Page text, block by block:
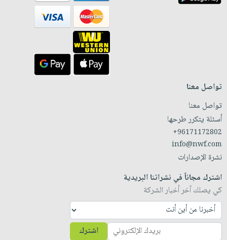
تواصل معنا
تواصل معنا
أسئلة يتكرر طرحها
+96171172802
info@nwf.com
نشرة الإصدارات
اشترك مجاناً في نشراتنا البريدية
كي يصلك آخر أخبار الشركة
اشترك